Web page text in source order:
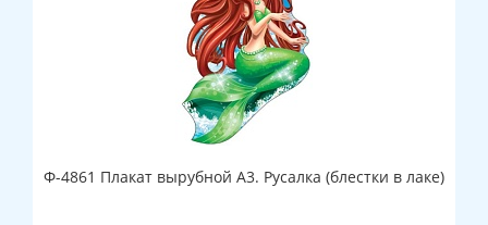
Ф-4861 Плакат вырубной А3. Русалка (блестки в лаке)